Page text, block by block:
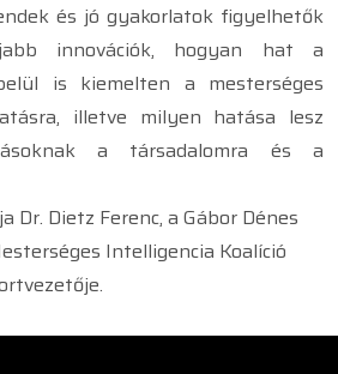
és jó gyakorlatok figyelhetők
innovációk, hogyan hat a
is kiemelten a mesterséges
illetve milyen hatása lesz
a társadalomra és a
Dr. Dietz Ferenc, a Gábor Dénes
Intelligencia Koalíció